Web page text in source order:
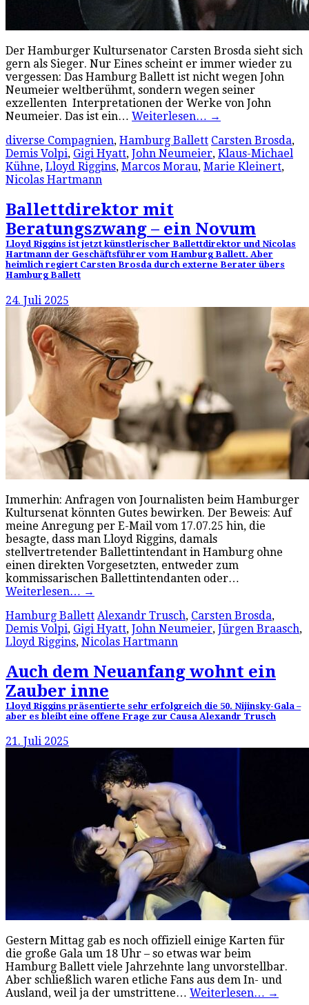
Der Hamburger Kultursenator Carsten Brosda sieht sich
gern als Sieger. Nur Eines scheint er immer wieder zu
vergessen: Das Hamburg Ballett ist nicht wegen John
Neumeier weltberühmt, sondern wegen seiner
exzellenten Interpretationen der Werke von John
Neumeier. Das ist ein… Weiterlesen… →
diverse Compagnien, Hamburg Ballett Carsten Brosda,
Demis Volpi, Gigi Hyatt, John Neumeier, Klaus-Michael
Kühne, Lloyd Riggins, Marcos Morau, Marie Kleinert,
Nicolas Hartmann
Ballettdirektor mit
Beratungszwang – ein Novum
Lloyd Riggins ist jetzt künstlerischer Ballettdirektor und Nicolas
Hartmann der Geschäftsführer vom Hamburg Ballett. Aber
heimlich regiert Carsten Brosda durch externe Berater übers
Hamburg Ballett
24. Juli 2025
Immerhin: Anfragen von Journalisten beim Hamburger
Kultursenat könnten Gutes bewirken. Der Beweis: Auf
meine Anregung per E-Mail vom 17.07.25 hin, die
besagte, dass man Lloyd Riggins, damals
stellvertretender Ballettintendant in Hamburg ohne
einen direkten Vorgesetzten, entweder zum
kommissarischen Ballettintendanten oder…
Weiterlesen… →
Hamburg Ballett Alexandr Trusch, Carsten Brosda,
Demis Volpi, Gigi Hyatt, John Neumeier, Jürgen Braasch,
Lloyd Riggins, Nicolas Hartmann
Auch dem Neuanfang wohnt ein
Zauber inne
Lloyd Riggins präsentierte sehr erfolgreich die 50. Nijinsky-Gala –
aber es bleibt eine offene Frage zur Causa Alexandr Trusch
21. Juli 2025
Gestern Mittag gab es noch offiziell einige Karten für
die große Gala um 18 Uhr – so etwas war beim
Hamburg Ballett viele Jahrzehnte lang unvorstellbar.
Aber schließlich waren etliche Fans aus dem In- und
Ausland, weil ja der umstrittene… Weiterlesen… →